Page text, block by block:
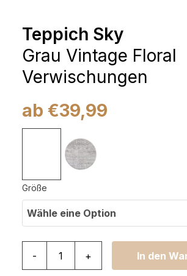
Teppich Sky
Grau Vintage Floral
Verwischungen
ab €39,99
Größe
Wähle eine Option
- + In den